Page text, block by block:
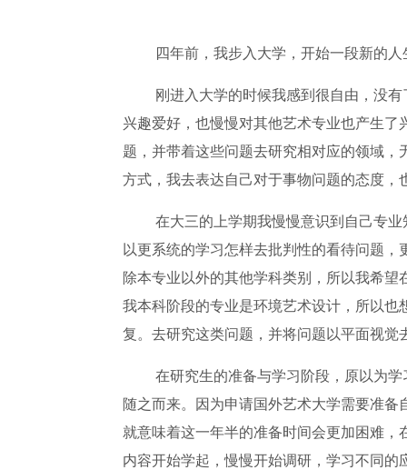
四年前，我步入大学，开始一段新的
刚进入大学的时候我感到很自由，没
兴趣爱好，也慢慢对其他艺术专业也产生
题，并带着这些问题去研究相对应的领域
方式，我去表达自己对于事物问题的态度，
在大三的上学期我慢慢意识到自己专
以更系统的学习怎样去批判性的看待问题
除本专业以外的其他学科类别，所以我希
我本科阶段的专业是环境艺术设计，所以
复。去研究这类问题，并将问题以平面视觉
在研究生的准备与学习阶段，原以为
随之而来。因为申请国外艺术大学需要准
就意味着这一年半的准备时间会更加困难
内容开始学起，慢慢开始调研，学习不同